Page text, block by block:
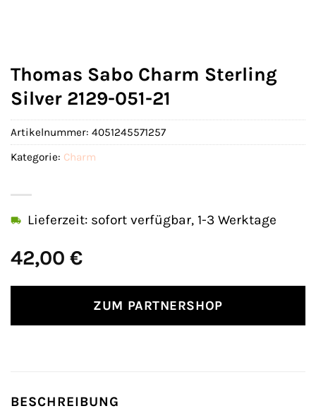
Thomas Sabo Charm Sterling
Silver 2129-051-21
42,00 €
Lieferzeit: sofort verfügbar, 1-3 Werktage
ZUM PARTNERSHOP
Artikelnummer: 4051245571257
Kategorie: Charm
BESCHREIBUNG